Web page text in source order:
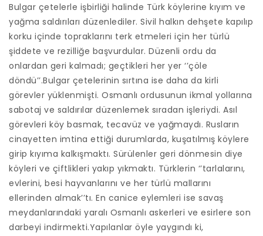
Bulgar çetelerle işbirliği halinde Türk köylerine kıyım ve
yağma saldırıları düzenlediler. Sivil halkın dehşete kapılıp
korku içinde topraklarını terk etmeleri için her türlü
şiddete ve rezilliğe başvurdular. Düzenli ordu da
onlardan geri kalmadı; geçtikleri her yer ‘’çöle
döndü’’.Bulgar çetelerinin sırtına ise daha da kirli
görevler yüklenmişti. Osmanlı ordusunun ikmal yollarına
sabotaj ve saldırılar düzenlemek sıradan işleriydi. Asıl
görevleri köy basmak, tecavüz ve yağmaydı. Rusların
cinayetten imtina ettiği durumlarda, kuşatılmış köylere
girip kıyıma kalkışmaktı. Sürülenler geri dönmesin diye
köyleri ve çiftlikleri yakıp yıkmaktı. Türklerin ‘’tarlalarını,
evlerini, besi hayvanlarını ve her türlü mallarını
ellerinden almak’’tı. En canice eylemleri ise savaş
meydanlarındaki yaralı Osmanlı askerleri ve esirlere son
darbeyi indirmekti.Yapılanlar öyle yaygındı ki,